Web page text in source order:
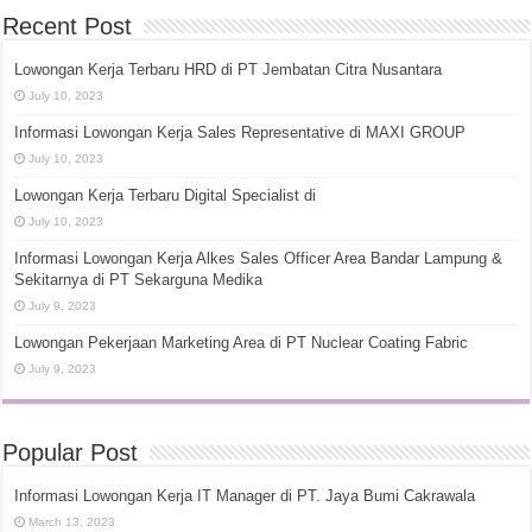
Recent Post
Lowongan Kerja Terbaru HRD di PT Jembatan Citra Nusantara
July 10, 2023
Informasi Lowongan Kerja Sales Representative di MAXI GROUP
July 10, 2023
Lowongan Kerja Terbaru Digital Specialist di
July 10, 2023
Informasi Lowongan Kerja Alkes Sales Officer Area Bandar Lampung &
Sekitarnya di PT Sekarguna Medika
July 9, 2023
Lowongan Pekerjaan Marketing Area di PT Nuclear Coating Fabric
July 9, 2023
Popular Post
Informasi Lowongan Kerja IT Manager di PT. Jaya Bumi Cakrawala
March 13, 2023